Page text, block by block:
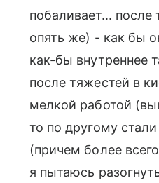
побаливает...
опять же) - как бы
как-бы внутреннее
после тяжестей в
мелкой работой
то по другому
(причем более
я пытаюсь